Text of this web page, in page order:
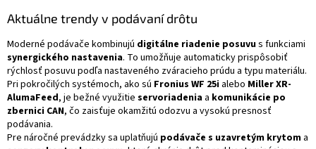
Aktuálne trendy v podávaní drôtu
Moderné podávače kombinujú digitálne riadenie posuvus funkciami
synergického nastavenia. To umožňuje automaticky prispôsobiť
rýchlosť posuvu podľa nastaveného zváracieho prúdu a typu materiálu.
Pri pokročilých systémoch, ako sú Fronius WF 25i alebo Miller XR-
AlumaFeed, je bežné využitie servoriadenia a komunikácie po
zbernici CAN, čo zaisťuje okamžitú odozvu a vysokú presnosť
podávania.
Pre náročné prevádzky sa uplatňujú podávače s uzavretým krytom a